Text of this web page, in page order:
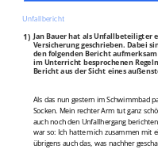
Unfallbericht
1) Jan Bauer hat als Unfallbeteiligter
Versicherung geschrieben. Dabei
den folgenden Bericht
im Unterricht besprochenen
Bericht aus der Sicht eines
Als das nun gestern im Schwimmbad
Socken. Mein rechter Arm tut ganz
auch noch den Unfallhergang
war so: Ich hatte mich zusammen mit
übrigens auch das, was nachher